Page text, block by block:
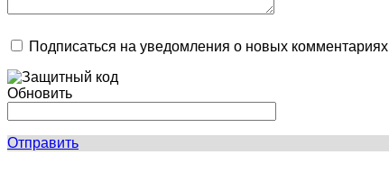
Подписаться на уведомления о новых комментариях
Обновить
Отправить